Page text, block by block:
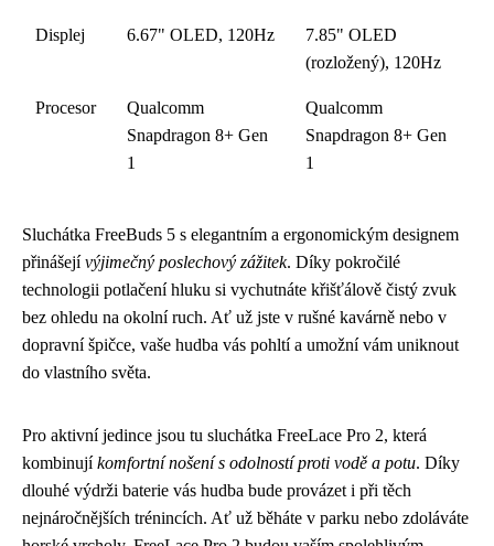
Displej 6.67" OLED, 120Hz
7.85" OLED
(rozložený), 120Hz
Procesor
Qualcomm
Snapdragon 8+ Gen
1
Qualcomm
Snapdragon 8+ Gen
1
Sluchátka FreeBuds 5 s elegantním a ergonomickým designem
přinášejívýjimečný poslechový zážitek. Díky pokročilé
technologii potlačení hluku si vychutnáte křišťálově čistý zvuk
bez ohledu na okolní ruch. Ať už jste v rušné kavárně nebo v
dopravní špičce, vaše hudba vás pohltí a umožní vám uniknout
do vlastního světa.
Pro aktivní jedince jsou tu sluchátka FreeLace Pro 2, která
kombinujíkomfortní nošení s odolností proti vodě a potu. Díky
dlouhé výdrži baterie vás hudba bude provázet i při těch
nejnáročnějších trénincích. Ať už běháte v parku nebo zdoláváte